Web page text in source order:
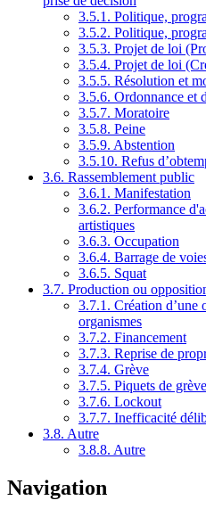
3.5.1. Politique,
3.5.2. Politique,
3.5.3. Projet de loi
3.5.4. Projet de loi
3.5.5. Résolution et
3.5.6. Ordonnance et
3.5.7. Moratoire
3.5.8. Peine
3.5.9. Abstention
3.5.10. Refus
3.6. Rassemblement public
3.6.1. Manifestation
3.6.2. Performance
artistiques
3.6.3. Occupation
3.6.4. Barrage de
3.6.5. Squat
3.7. Production ou
3.7.1. Création d’une
organismes
3.7.2. Financement
3.7.3. Reprise de
3.7.4. Grève
3.7.5. Piquets de grève
3.7.6. Lockout
3.7.7. Inefficacité
3.8. Autre
3.8.8. Autre
Navigation